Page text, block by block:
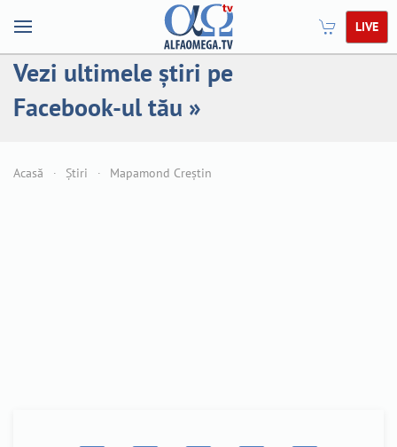
LIVE
Vezi ultimele știri pe
Facebook-ul tău »
Acasă Știri Mapamond Creștin